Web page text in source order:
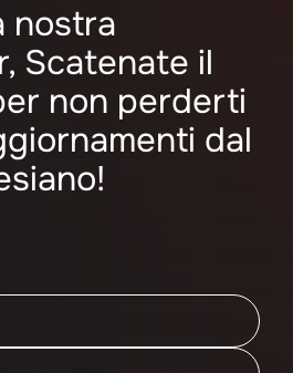
nostra
Scatenate il
non perderti
dal